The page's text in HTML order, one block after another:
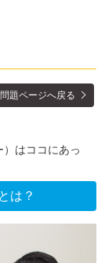
問題ページへ戻る
はココにあっ
は？